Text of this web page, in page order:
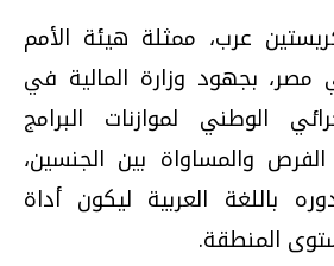
عرب، ممثلة هيئة الأمم
مصر، بجهود وزارة المالية في
الوطني لموازنات البرامج
والمساواة بين الجنسين،
باللغة العربية ليكون أداة
المنطقة.